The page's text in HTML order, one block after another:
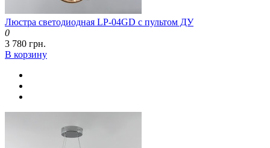
Люстра светодиодная LP-04GD с пультом ДУ
0
3 780 грн.
В корзину